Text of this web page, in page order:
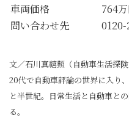
車両価格
764
問い合わせ先
文／石川真禧照（自動車生活探険
20代で自動車評論の世界に入り
と半世紀。日常生活と自動車と
る。